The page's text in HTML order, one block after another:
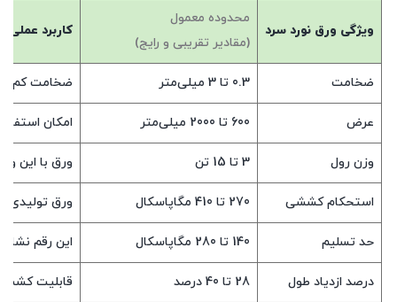
ویژگی ورق نورد سرد
محدوده معمول
(مقادیر تقریبی و رایج)
کاربرد عملی و
ضخامت 0.3 تا 3 میلی‌متر ضخامت کم
عرض 600 تا 2000 میلی‌متر امکان
وزن رول 3 تا 15 تن ورق‌ با این
استحکام کششی 270 تا 410 مگاپاسکال ورق تولیدی
حد تسلیم 140 تا 280 مگاپاسکال این رقم
درصد ازدیاد طول 28 تا 40 درصد قابلیت